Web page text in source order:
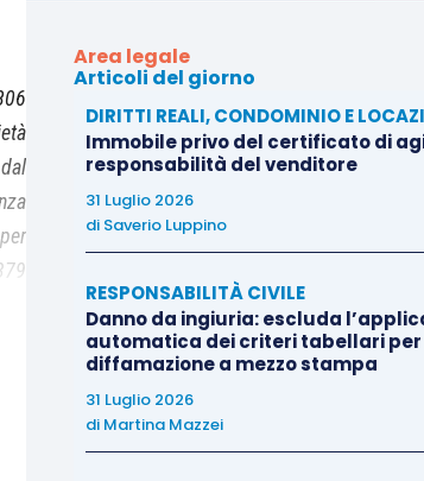
Area legale
Articoli del giorno
DIRITTI REALI, CONDOMINIO E
Immobile privo del certificato di
responsabilità del venditore
31 Luglio 2026
di Saverio Luppino
RESPONSABILITÀ CIVILE
Danno da ingiuria: escluda
automatica dei criteri tabellari per
diffamazione a mezzo stampa
31 Luglio 2026
di Martina Mazzei